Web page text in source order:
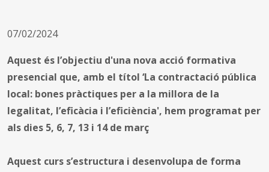
07/02/2024
Aquest és l’objectiu d'una nova acció formativa
presencial que, amb el títol ‘La contractació pública
local: bones pràctiques per a la millora de la
legalitat, l’eficàcia i l’eficiència', hem programat per
als dies 5, 6, 7, 13 i 14 de març
Aquest curs s’estructura i desenvolupa de forma